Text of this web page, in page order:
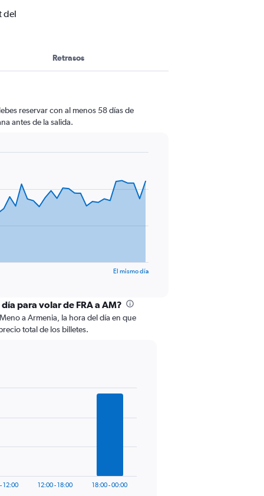
del
Retrasos
reservar con al menos 58 días de
antes de la salida.
El mismo día
para volar de FRA a AM?
a Armenia, la hora del día en que
total de los billetes.
12:00 12:00 - 18:00 18:00 - 00:00